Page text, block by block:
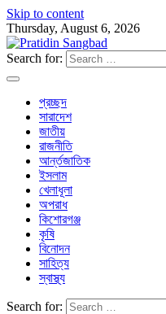
Skip to content
Thursday, August 6, 2026
Search for:
প্রচ্ছদ
সারাদেশ
জাতীয়
রাজনীতি
আর্ন্তজাতিক
ইসলাম
খেলাধূলা
অপরাধ
কিশোরগঞ্জ
কৃষি
বিনোদন
সাহিত্য
স্বাস্থ্য
Search for: